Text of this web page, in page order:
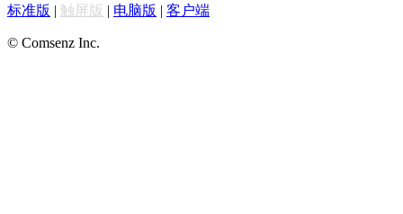
标准版 | 触屏版 | 电脑版 | 客户端
© Comsenz Inc.